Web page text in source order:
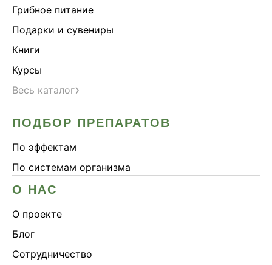
Грибное питание
Подарки и сувениры
Книги
Курсы
Весь каталог›
ПОДБОР ПРЕПАРАТОВ
По эффектам
По системам организма
О НАС
О проекте
Блог
Сотрудничество